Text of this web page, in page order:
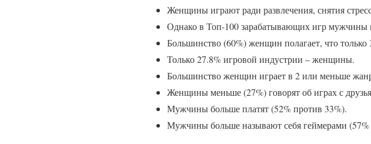
Женщины играют ради развлечения, снятия
Однако в Топ-100 зарабатывающих игр мужчины
Большинство (60%) женщин полагает, что
Только 27.8% игровой индустрии – женщины.
Большинство женщин играет в 2 или меньше
Женщины меньше (27%) говорят об играх с
Мужчины больше платят (52% против 33%).
Мужчины больше называют себя геймерами (57%